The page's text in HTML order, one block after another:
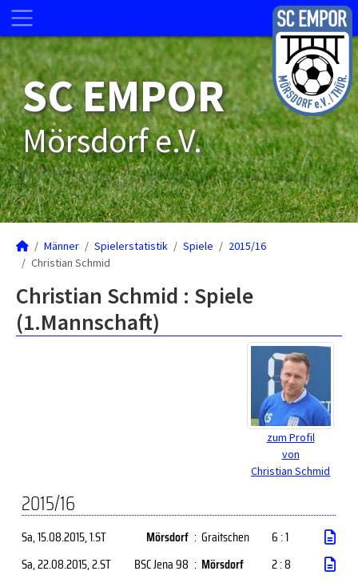
SC EMPOR
Mörsdorf e.V.
Männer Spielerstatistik Spiele
2015/16
Christian Schmid
Christian Schmid : Spiele
(1.Mannschaft)
zum Profil
von
Christian Schmid
2015/16
Sa, 15.08.2015, 1.ST Mörsdorf : Graitschen
6 : 1
Sa, 22.08.2015, 2.ST BSC Jena 98 : Mörsdorf
2 : 8